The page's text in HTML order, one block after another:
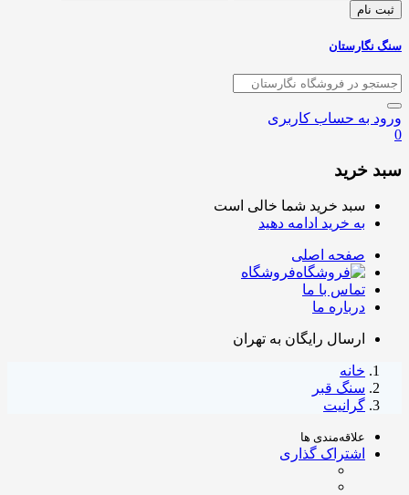
سنگ نگارستان
ورود به حساب کاربری
0
سبد خرید
سبد خرید شما خالی است
به خرید ادامه دهید
صفحه اصلی
فروشگاه
تماس با ما
درباره ما
ارسال رایگان به تهران
خانه
سنگ قبر
گرانیت
علاقه‌مندی ها
اشتراک گذاری